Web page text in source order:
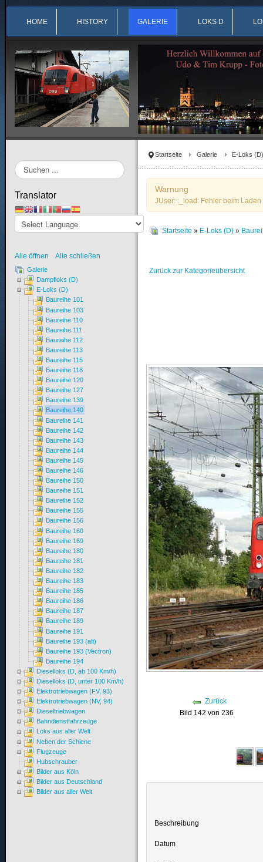
HOME HISTORY GALERIE LOKS D
Startseite Galerie E-Loks (D)
Warnung
JUser: :_load: Fehler beim
Startseite » E-Loks (D) »
Zurück zur Kategorieübersicht
Zurück
Bild 142 von 236
Beschreibung
Datum
Suchen
...
Translator
Alle öffnen Alle schließen
Galerie
Dampfloks (D)
E-Loks (D)
Baureihe 101
Baureihe 103
Baureihe 110
Baureihe 111
Baureihe 112
Baureihe 113
Baureihe 115
Baureihe 118
Baureihe 120
Baureihe 127
Baureihe 139
Baureihe 140
Baureihe 141
Baureihe 142
Baureihe 143
Baureihe 144
Baureihe 145
Baureihe 146
Baureihe 150
Baureihe 151
Baureihe 152
Baureihe 155
Baureihe 156
Baureihe 160
Baureihe 169
Baureihe 180
Baureihe 181
Baureihe 182
Baureihe 183
Baureihe 185
Baureihe 186
Baureihe 187
Baureihe 189
Baureihe 191
Baureihe 193 (alt)
Baureihe 193 (Vectron)
Baureihe 194
Dieselloks (D, ab 100 Km/h)
Dieselloks (D, unter 100 Km/h)
Elektrotriebwagen (FV, 93)
Elektrotriebwagen (NV, 94)
Dieseltriebwagen
Bahndienstfahrzeuge
Loks aus aller Welt
Neben der Schiene
Flugzeuge
Hubschrauber
Bilder aus Köln
Bilder aus Deutschland
Bilder aus aller Welt